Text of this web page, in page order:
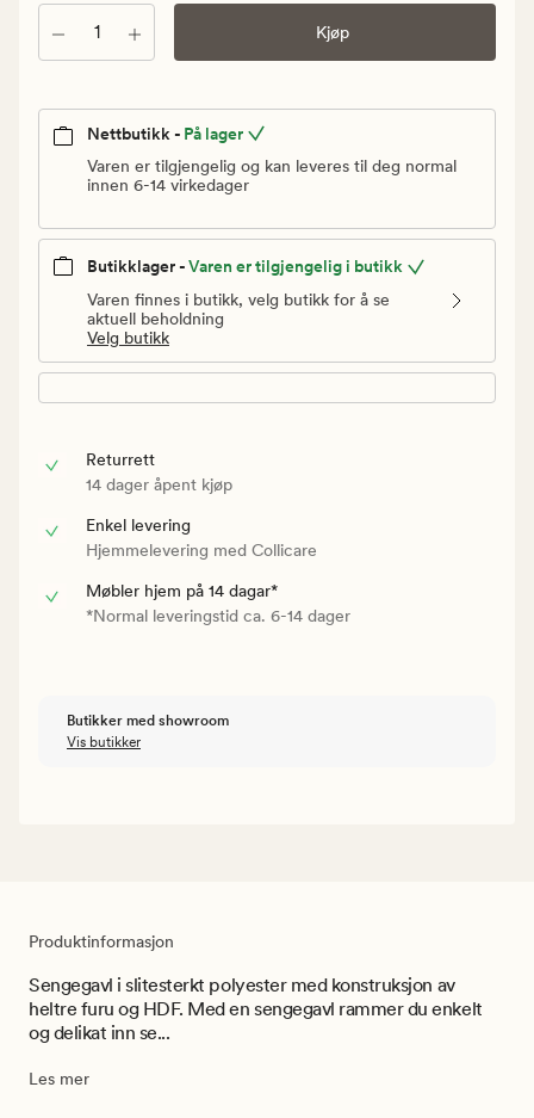
Antall Kjøp
Nettbutikk - På lager
Varen er tilgjengelig og kan leveres til deg normal
innen 6-14 virkedager
Butikklager -Varen er tilgjengelig i butikk
Varen finnes i butikk, velg butikk for å se
aktuell beholdning
Velg butikk
Returrett
14 dager åpent kjøp
Enkel levering
Hjemmelevering med Collicare
Møbler hjem på 14 dagar*
*Normal leveringstid ca. 6-14 dager
Butikker med showroom
Vis butikker
Produktinformasjon
Sengegavl i slitesterkt polyester med konstruksjon av
heltre furu og HDF. Med en sengegavl rammer du enkelt
og delikat inn se...
Les mer